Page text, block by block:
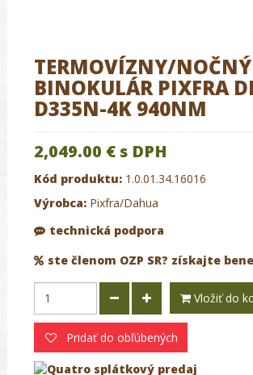
TERMOVÍZNY/NOČNÝ
BINOKULÁR PIXFRA
D335N-4K 940NM
2,049.00 € s DPH
Kód produktu: 1.0.01.34.16016
Výrobca: Pixfra/Dahua
technická podpora
ste členom OZP SR? získajte
Vložiť do
Pridať do obľúbených